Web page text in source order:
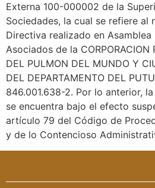
Externa 100-000002 de la
Sociedades, la cual se refiere al
Directiva realizado en
Asociados de la CORPORACION
DEL PULMON DEL MUNDO Y
DEL DEPARTAMENTO DEL
846.001.638-2. Por lo anterior,
se encuentra bajo el efecto
artículo 79 del Código de
y de lo Contencioso